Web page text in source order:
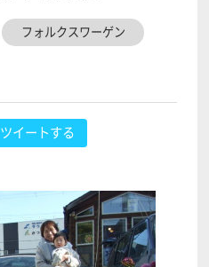
フォルクスワーゲン
ツイートする